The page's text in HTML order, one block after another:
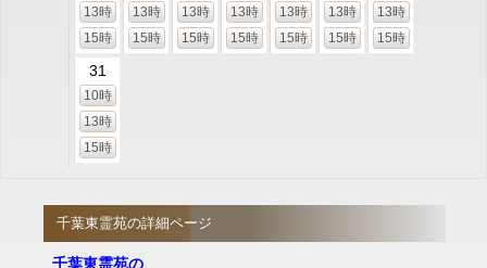
13時
15時
13時
15時
13時
15時
13時
15時
13時
15時
13時
15時
13時
15時
31
10時
13時
15時
千葉東霊苑の詳細ページ
千葉東霊苑の